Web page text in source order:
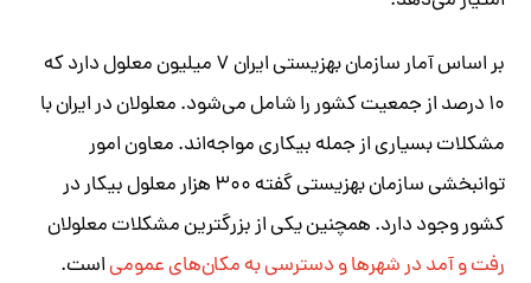
بر اساس آمار سازمان بهزیستی ایران ۷ میلیون معلول دارد که
۱۰ درصد از جمعیت کشور را شامل می‌شود. معلولان در ایران با
مشکلات بسیاری از جمله بیکاری مواجه‌اند. معاون امور
توانبخشی سازمان بهزیستی گفته ۳۰۰ هزار معلول بیکار در
کشور وجود دارد. همچنین یکی از بزرگترین مشکلات معلولان
رفت و آمد در شهرها و دسترسی به مکان‌های عمومیاست.